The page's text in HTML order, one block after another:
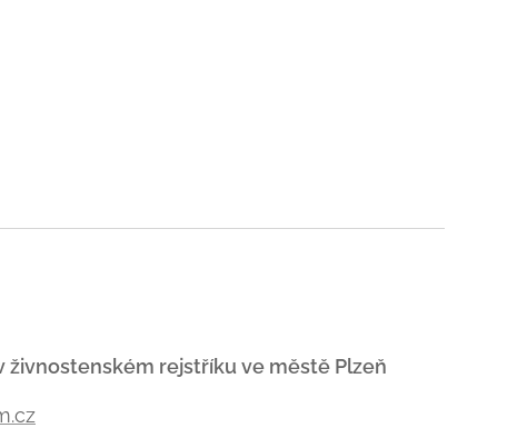
živnostenském rejstříku ve městě Plzeň